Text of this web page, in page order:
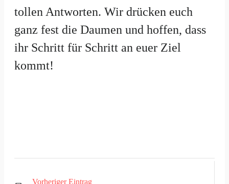
tollen Antworten. Wir drücken euch
ganz fest die Daumen und hoffen, dass
ihr Schritt für Schritt an euer Ziel
kommt!
Vorheriger Eintrag